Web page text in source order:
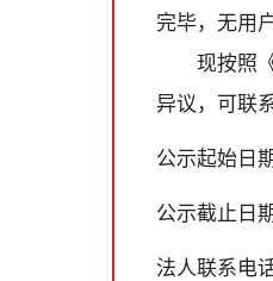
完毕，无用
现按照
异议，可联
公示起始日
公示截止日
法人联系电